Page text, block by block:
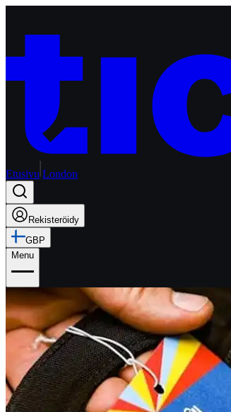
Etusivu London
Rekisteröidy
GBP
Menu